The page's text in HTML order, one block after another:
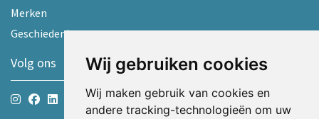
Wij gebruiken cookies
Wij maken gebruik van cookies en
andere tracking-technologieën om uw
Merken
Geschiedenis
Volg ons